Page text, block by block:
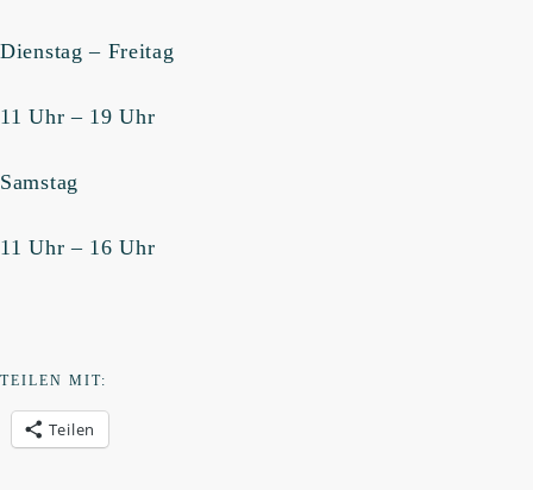
Dienstag – Freitag
11 Uhr – 19 Uhr
Samstag
11 Uhr – 16 Uhr
TEILEN MIT:
Teilen